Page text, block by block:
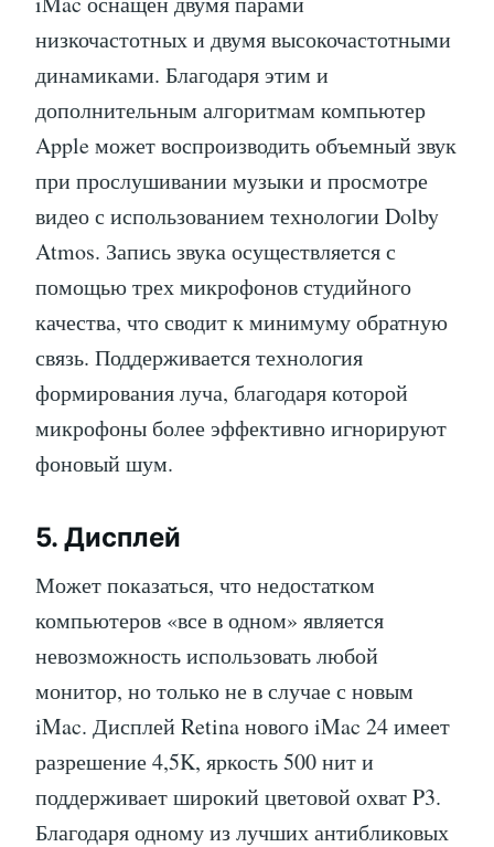
низкочастотных и двумя высокочастотными
динамиками. Благодаря этим и
дополнительным алгоритмам компьютер
Apple может воспроизводить объемный звук
при прослушивании музыки и просмотре
видео с использованием технологии Dolby
Atmos. Запись звука осуществляется с
помощью трех микрофонов студийного
качества, что сводит к минимуму обратную
связь. Поддерживается технология
формирования луча, благодаря которой
микрофоны более эффективно игнорируют
фоновый шум.
5. Дисплей
Может показаться, что недостатком
компьютеров «все в одном» является
невозможность использовать любой
монитор, но только не в случае с новым
iMac. Дисплей Retina нового iMac 24 имеет
разрешение 4,5K, яркость 500 нит и
поддерживает широкий цветовой охват P3.
Благодаря одному из лучших антибликовых